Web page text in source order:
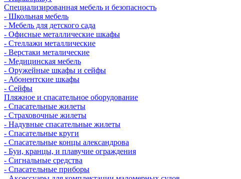
Cпециализированная мебель и безопасность
- Школьная мебель
- Мебель для детского сада
- Офисные металлические шкафы
- Стеллажи металлические
- Верстаки металические
- Медицинская мебель
- Оружейные шкафы и сейфы
- Абонентские шкафы
- Сейфы
Пляжное и спасательное оборудование
- Спасательные жилеты
- Страховочные жилеты
- Надувные спасательные жилеты
- Спасательные круги
- Спасательные концы александрова
- Буи, кранцы, и плавучие ограждения
- Сигнальные средства
- Спасательные приборы